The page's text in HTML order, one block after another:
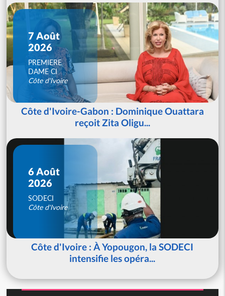
7 Août
2026
PREMIERE
DAME CI
Côte d'Ivoire
Côte d'Ivoire-Gabon : Dominique Ouattara
reçoit Zita Oligu...
6 Août
2026
SODECI
Côte d'Ivoire
Côte d'Ivoire : À Yopougon, la SODECI
intensifie les opéra...